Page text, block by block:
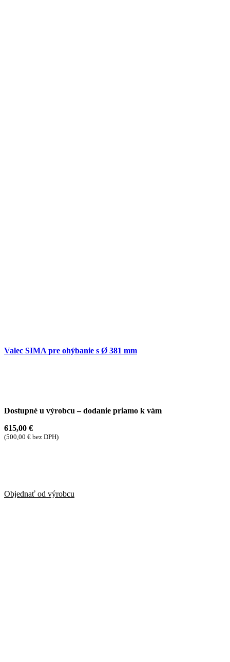
Valec SIMA pre ohýbanie s Ø 381 mm
Dostupné u výrobcu – dodanie priamo k vám
615,00 €
(500,00 € bez DPH)
Objednať od výrobcu